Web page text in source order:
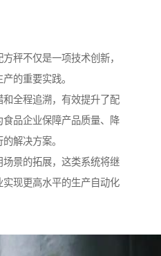
秤不仅是一项技术创新，
的重要实践。
全程追溯，有效提升了配
品企业保障产品质量、降
解决方案。
景的拓展，这类系统将继
现更高水平的生产自动化